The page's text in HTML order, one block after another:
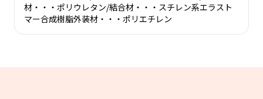
材・・・ポリウレタン/結合材・・・スチレン系エラスト
マー合成樹脂外装材・・・ポリエチレン